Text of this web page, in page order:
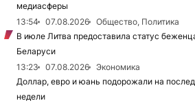
медиасферы
13:54
07.08.2026
Общество, Политика
В июле Литва предоставила статус
Беларуси
13:23
07.08.2026
Экономика
Доллар, евро и юань подорожали на
недели